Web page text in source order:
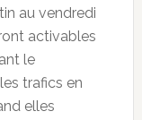
au vendredi
activables
le
trafics en
elles